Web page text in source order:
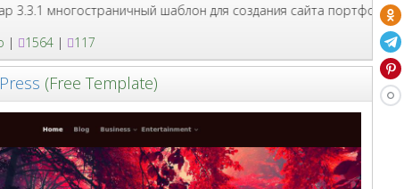
с элементами включая галерею и прайсы.
шаблон для создания сайта портфолио HTML5
| 1564 | 117
(Free Template)